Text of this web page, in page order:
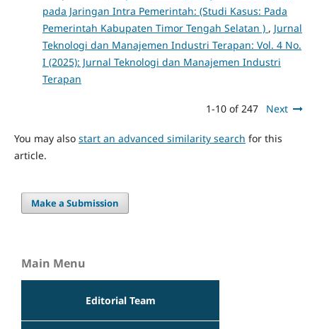
pada Jaringan Intra Pemerintah: (Studi Kasus: Pada
Pemerintah Kabupaten Timor Tengah Selatan ) , Jurnal
Teknologi dan Manajemen Industri Terapan: Vol. 4 No.
I (2025): Jurnal Teknologi dan Manajemen Industri
Terapan
1-10 of 247 Next
You may also start an advanced similarity search for this
article.
Make a Submission
Main Menu
Editorial Team